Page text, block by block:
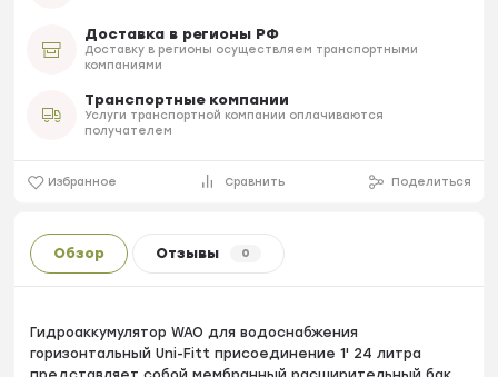
Доставка в регионы РФ
Доставку в регионы осуществляем транспортными
компаниями
Транспортные компании
Услуги транспортной компании оплачиваются
получателем
Избранное Сравнить Поделиться
Обзор Отзывы 0
Гидроаккумулятор WAO для водоснабжения
горизонтальный Uni-Fitt присоединение 1' 24 литра